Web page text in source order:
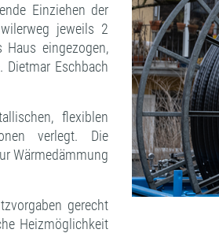
Einziehen der
jeweils 2
eingezogen,
Eschbach
flexiblen
verlegt. Die
Wärmedämmung
gerecht
Heizmöglichkeit